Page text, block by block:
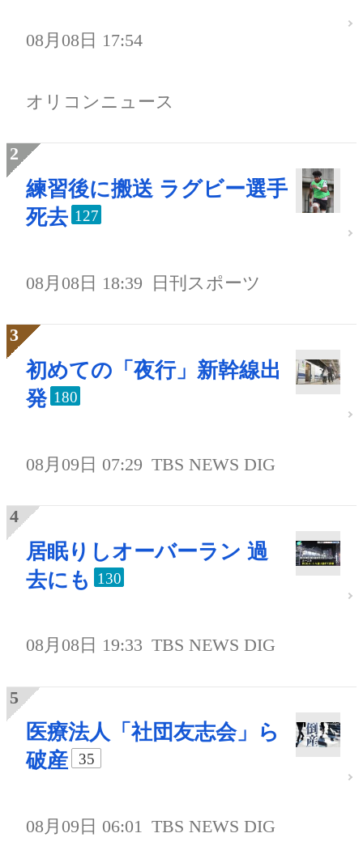
08月08日 17:54
オリコンニュース
練習後に搬送 ラグビー選手
死去 127
08月08日 18:39 日刊スポーツ
初めての「夜行」新幹線出
発 180
08月09日 07:29 TBS NEWS DIG
居眠りしオーバーラン 過
去にも
130
08月08日 19:33 TBS NEWS DIG
医療法人「社団友志会」ら
破産
35
08月09日 06:01 TBS NEWS DIG